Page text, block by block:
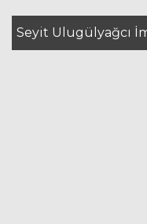
Seyit Ulugülyağcı